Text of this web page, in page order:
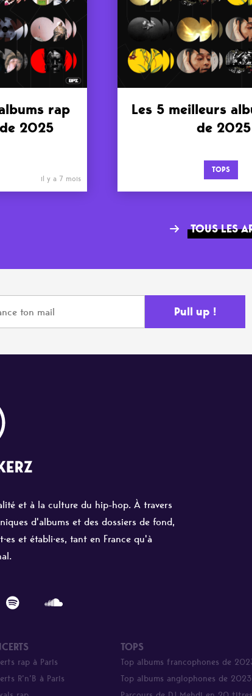
rap
2025
il y a 7 mois
Les 5 meilleurs
de 2025
TOPS
TOUS LES
et à la culture du hip-hop. À travers
d'albums et des dossiers de fond,
et établi·es, tant en France qu'à
rap à Paris
R’n’B à Paris
TOPS
Top albums francophones de
Top albums anglophones de 2023